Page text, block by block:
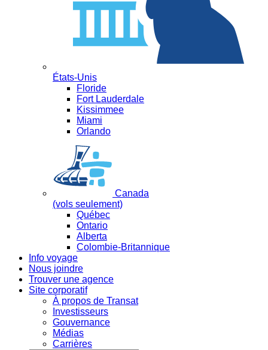
États-Unis
Floride
Fort Lauderdale
Kissimmee
Miami
Orlando
Canada
(vols seulement)
Québec
Ontario
Alberta
Colombie-Britannique
Info voyage
Nous joindre
Trouver une agence
Site corporatif
À propos de Transat
Investisseurs
Gouvernance
Médias
Carrières